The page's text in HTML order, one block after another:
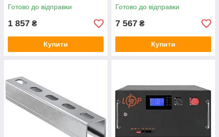
Готово до відправки
1 857 ₴
Купити
Готово до відправки
7 567 ₴
Купити